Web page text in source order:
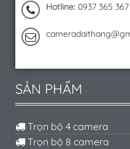
Hotline: 0937 365 367
SẢN PHẨM
Trọn bộ 4 camera
Trọn bộ 8 camera